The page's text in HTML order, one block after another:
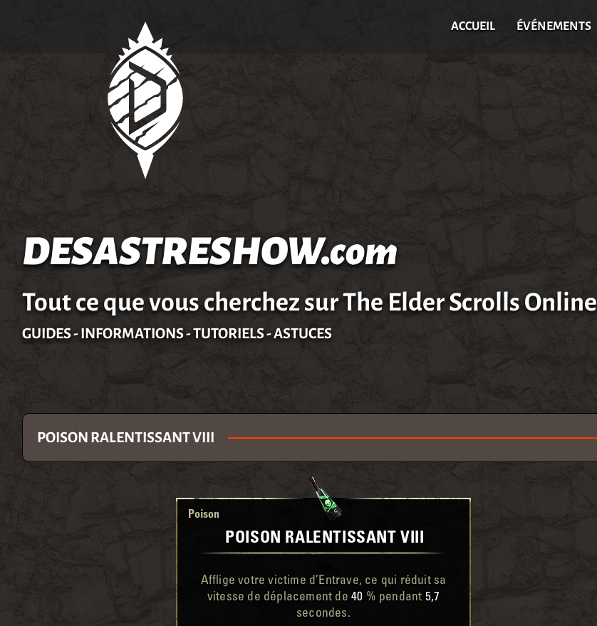
ACCUEIL ÉVÉNEMENTS
DESASTRESHOW.com
Tout ce que vous cherchez sur The Elder Scrolls Online
GUIDES - INFORMATIONS - TUTORIELS - ASTUCES
POISON RALENTISSANT VIII
Poison
POISON RALENTISSANT VIII
Afflige votre victime d’Entrave, ce qui réduit sa
vitesse de déplacement de 40 % pendant 5,7
secondes.